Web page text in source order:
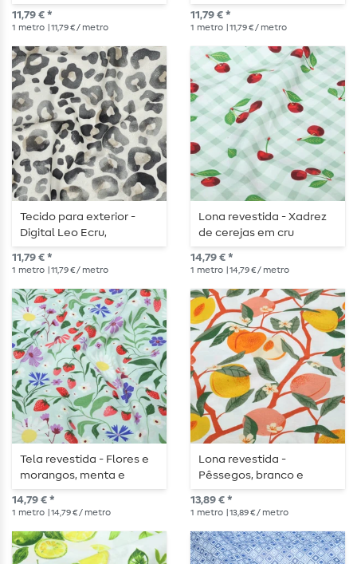
papoilas brancas,
repelente à água
11,79 € *
1 metro | 11,79 € / metro
de papoilas pretas,
repelente à água
11,79 € *
1 metro | 11,79 € / metro
Tecido para exterior -
Digital Leo Ecru,
repelente à água
11,79 € *
1 metro | 11,79 € / metro
Lona revestida - Xadrez
de cerejas em cru
14,79 € *
1 metro | 14,79 € / metro
Tela revestida - Flores e
morangos, menta e
multicolorido
14,79 € *
1 metro | 14,79 € / metro
Lona revestida -
Pêssegos, branco e
multicolorido
13,89 € *
1 metro | 13,89 € / metro